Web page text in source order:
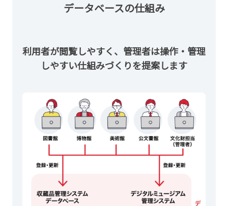
データベースの仕組み
利用者が閲覧しやすく、管理者は操作・管理
しやすい仕組みづくりを提案します